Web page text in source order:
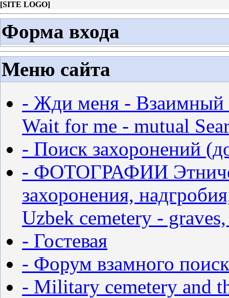
[SITE LOGO]
Форма входа
Меню сайта
- Жди меня - Взаимный
Wait for me - mutual
- Поиск захоронений
- ФОТОГРАФИИ
захоронения,
Uzbek cemetery -
- Гостевая
- Форум взамного
- Military cemetery and